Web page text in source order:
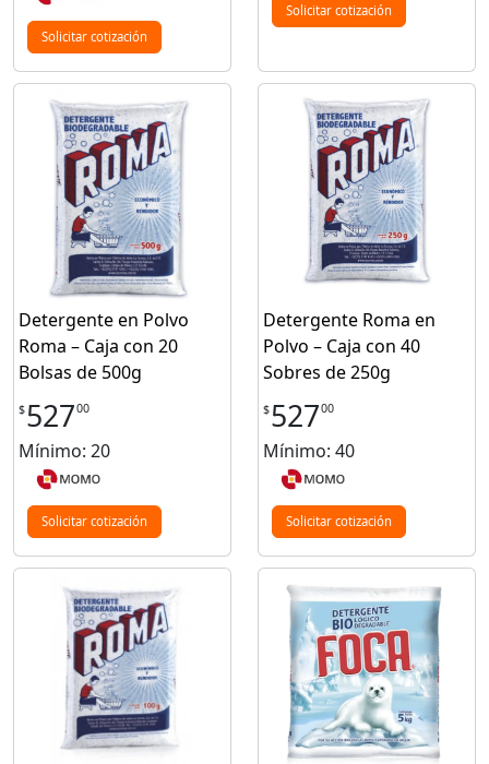
Solicitar cotización
Solicitar cotización
Detergente en Polvo
Roma – Caja con 20
Bolsas de 500g
$52700
Mínimo: 20
Solicitar cotización
Detergente Roma en
Polvo – Caja con 40
Sobres de 250g
$52700
Mínimo: 40
Solicitar cotización